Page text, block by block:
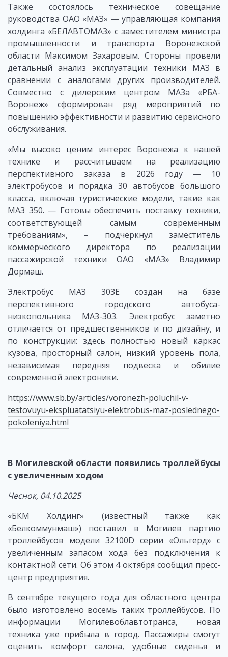
Также состоялось техническое совещание
руководства ОАО «МАЗ» — управляющая компания
холдинга «БЕЛАВТОМАЗ» с заместителем министра
промышленности и транспорта Воронежской
области Максимом Захаровым. Стороны провели
детальный анализ эксплуатации техники МАЗ в
сравнении с аналогами других производителей.
Совместно с дилерским центром МАЗа «РБА-
Воронеж» сформирован ряд мероприятий по
повышению эффективности и развитию сервисного
обслуживания.
«Мы высоко ценим интерес Воронежа к нашей
технике и рассчитываем на реализацию
перспективного заказа в 2026 году — 10
электробусов и порядка 30 автобусов большого
класса, включая туристические модели, такие как
МАЗ 350. — Готовы обеспечить поставку техники,
соответствующей самым современным
требованиям», – подчеркнул заместитель
коммерческого директора по реализации
пассажирской техники ОАО «МАЗ» Владимир
Дормаш.
Электробус МАЗ 303E создан на базе
перспективного городского автобуса-
низкопольника МАЗ-303. Электробус заметно
отличается от предшественников и по дизайну, и
по конструкции: здесь полностью новый каркас
кузова, просторный салон, низкий уровень пола,
независимая передняя подвеска и обилие
современной электроники.
https://www.sb.by/articles/voronezh-poluchil-v-
testovuyu-ekspluatatsiyu-elektrobus-maz-poslednego-
pokoleniya.html
В Могилевской области появились троллейбусы
с увеличенным ходом
Чеснок, 04.10.2025
«БКМ Холдинг» (известный также как
«Белкоммунмаш») поставил в Могилев партию
троллейбусов модели 32100D серии «Ольгерд» с
увеличенным запасом хода без подключения к
контактной сети. Об этом 4 октября сообщил пресс-
центр предприятия.
В сентябре текущего года для областного центра
было изготовлено восемь таких троллейбусов. По
информации Могилевоблавтотранса, новая
техника уже прибыла в город. Пассажиры смогут
оценить комфорт салона, удобные сиденья и